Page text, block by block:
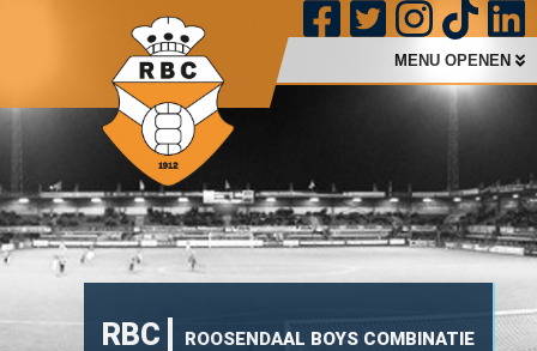
RBC ROOSENDAAL BOYS COMBINATIE
MENU OPENEN